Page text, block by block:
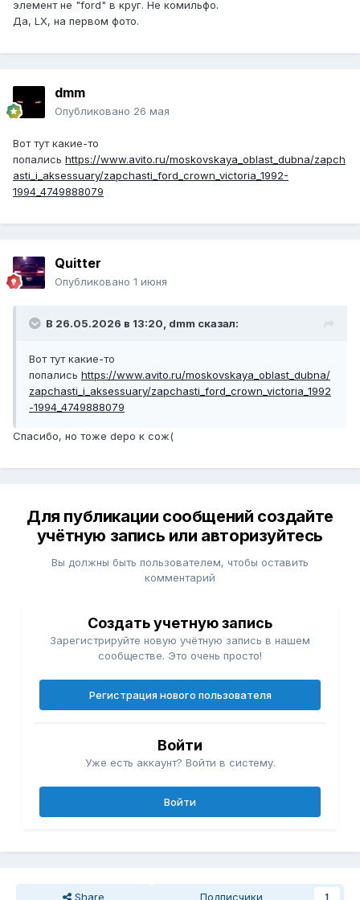
элемент не "ford" в круг. Не комильфо.
Да, LX, на первом фото.
dmm
Опубликовано 26 мая
Вот тут какие-то
попались https://www.avito.ru/moskovskaya_oblast_dubna/zapch
asti_i_aksessuary/zapchasti_ford_crown_victoria_1992-
1994_4749888079
Quitter
Опубликовано 1 июня
В 26.05.2026 в 13:20, dmm сказал:
Вот тут какие-то
попались https://www.avito.ru/moskovskaya_oblast_dubna/
zapchasti_i_aksessuary/zapchasti_ford_crown_victoria_1992
-1994_4749888079
Спасибо, но тоже depo к сож(
Для публикации сообщений создайте
учётную запись или авторизуйтесь
Вы должны быть пользователем, чтобы оставить
комментарий
Создать учетную запись
Зарегистрируйте новую учётную запись в нашем
сообществе. Это очень просто!
Регистрация нового пользователя
Войти
Уже есть аккаунт? Войти в систему.
Войти
Share Подписчики 1